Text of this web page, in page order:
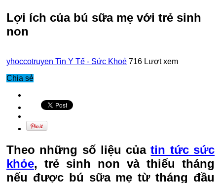
Lợi ích của bú sữa mẹ với trẻ sinh
non
yhoccotruyen Tin Y Tế - Sức Khoẻ 716 Lượt xem
Chia sẻ
Theo những số liệu củatin tức sức
khỏe, trẻ sinh non và thiếu tháng
nếu được bú sữa mẹ từ tháng đầu